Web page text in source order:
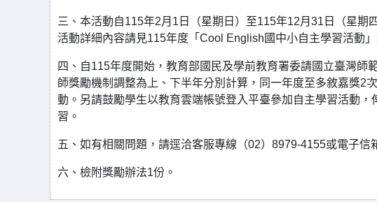
三、本活動自115年2月1日（星期日）至115年12月31日（星期
活動詳細內容請見115年度「Cool English國中小自主學習活動」
四、自115年度開始，教育部國民及學前教育署委請國立臺灣
師獎勵機制調整為上、下半年分別計算，同一年度至多敘嘉獎2
動。另請鼓勵學生以教育雲端帳號登入平臺參加自主學習活動
習。
五、如有相關問題，請逕洽客服專線（02）8979-4155或電子信
六、檢附獎勵辦法1份。